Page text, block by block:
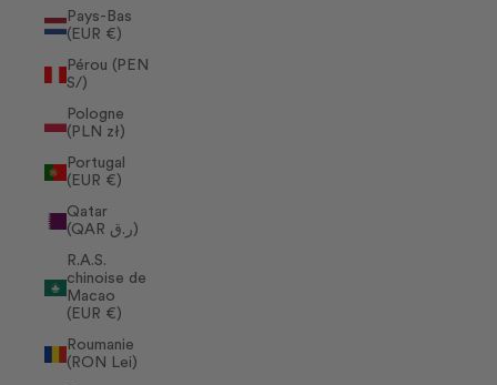
Pays-Bas
(EUR €)
Pérou (PEN
S/)
Pologne
(PLN zł)
Portugal
(EUR €)
Qatar
(QAR ر.ق)
R.A.S.
chinoise de
Macao
(EUR €)
Roumanie
(RON Lei)